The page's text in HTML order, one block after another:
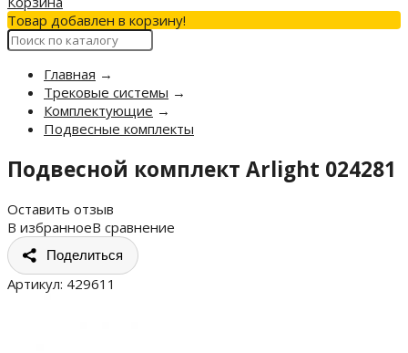
Товар добавлен в корзину!
Главная →
Трековые системы →
Комплектующие →
Подвесные комплекты
Подвесной комплект Arlight 024281
Оставить отзыв
В избранноеВ сравнение
Поделиться
Артикул: 429611